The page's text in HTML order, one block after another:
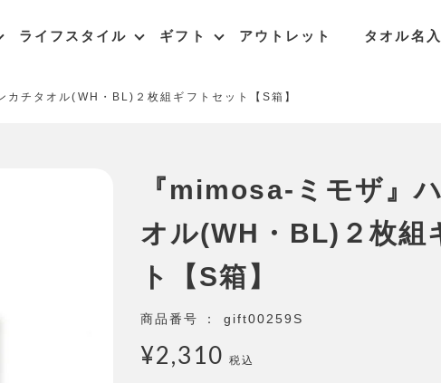
ライフスタイル ギフト アウトレット タオル名
チタオル(WH・BL)２枚組ギフトセット【S箱】
『mimosa-ミモザ』
オル(WH・BL)２枚組
ト【S箱】
商品番号 gift00259S
¥2,310 税込